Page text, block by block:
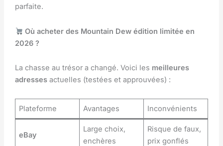
parfaite.
Où acheter des Mountain Dew édition limitée en
2026 ?
La chasse au trésor a changé. Voici les meilleures
adressesactuelles (testées et approuvées) :
Plateforme Avantages Inconvénients
eBay
Large choix,
enchères
Risque de faux,
prix gonflés